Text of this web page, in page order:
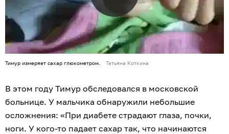
Тимур измеряет сахар глюкометром. Татьяна Коткина
В этом году Тимур обследовался в московской
больнице. У мальчика обнаружили небольшие
осложнения: «При диабете страдают глаза, почки,
ноги. У кого-то падает сахар так, что начинаются